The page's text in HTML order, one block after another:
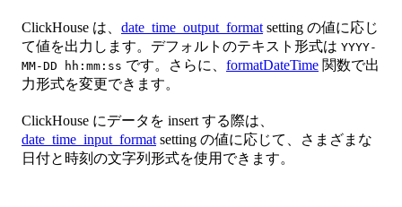
ClickHouse は、 date_time_output_formatsetting の値に応じ
て値を出力します。デフォルトのテキスト形式は YYYY-
MM-DD hh:mm:ss です。さらに、 formatDateTime 関数で出
力形式を変更できます。
ClickHouse にデータを insert する際は、
date_time_input_formatsetting の値に応じて、さまざまな
日付と時刻の文字列形式を使用できます。